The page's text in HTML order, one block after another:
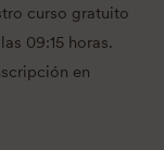
curso gratuito
09:15 horas.
en